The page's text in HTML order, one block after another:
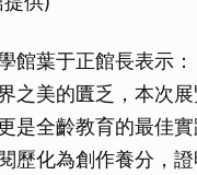
館葉于正館長表示
之美的匱乏，本次
是全齡教育的最佳
歷化為創作養分，